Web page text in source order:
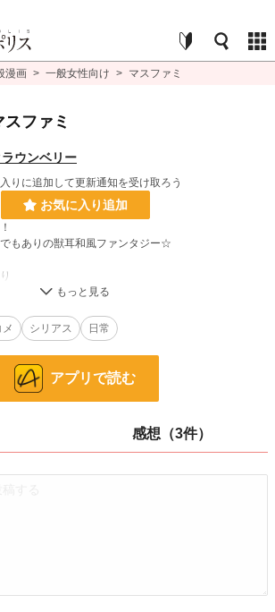
漫画 > 一般女性向け > マスファミ
スファミ
ラウンベリー
りに追加して更新通知を受け取ろう
お気に入り追加
もありの獣耳和風ファンタジー☆
きます☆
2,537 件
位)
シリアス 日常
アプリで読む
感想（3件）